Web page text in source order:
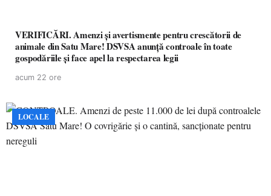
VERIFICĂRI. Amenzi și avertismente pentru crescătorii de
animale din Satu Mare! DSVSA anunță controale în toate
gospodăriile și face apel la respectarea legii
acum 22 ore
LOCALE